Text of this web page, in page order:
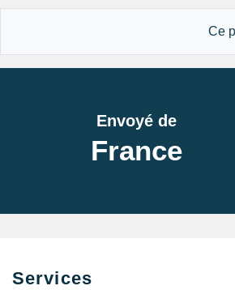
Pointeau de pose
Pied à coulisse
Ce
Envoyé de
France
Services